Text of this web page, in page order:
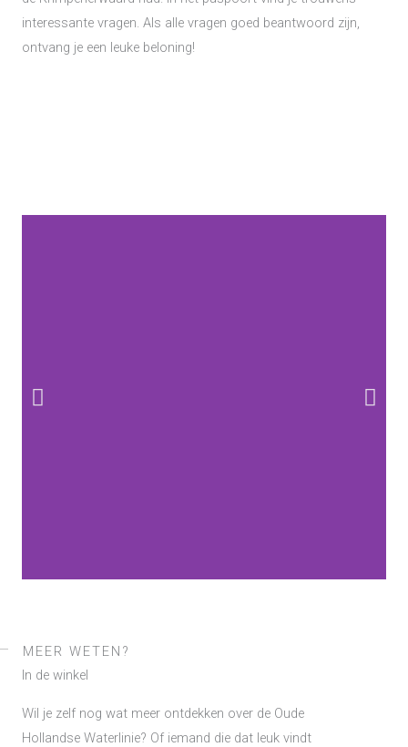
interessante vragen. Als alle vragen goed beantwoord zijn,
ontvang je een leuke beloning!
MEER WETEN?
In de winkel
Wil je zelf nog wat meer ontdekken over de Oude
Hollandse Waterlinie? Of iemand die dat leuk vindt